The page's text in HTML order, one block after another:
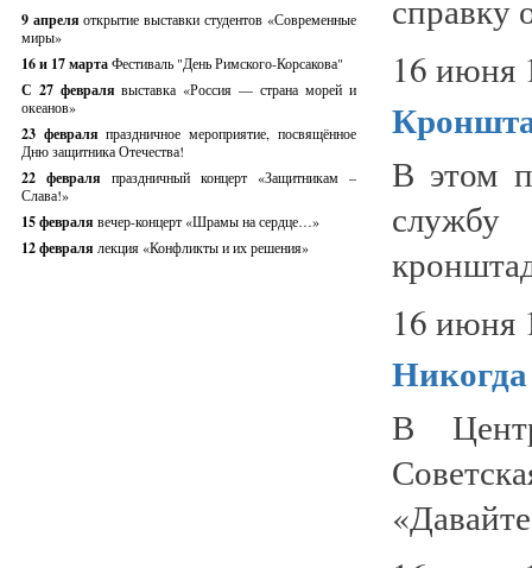
9 апреляоткрытие выставки студентов «Современные
миры»
16 и 17 мартаФестиваль "День Римского-Корсакова"
С 27 февралявыставка «Россия — страна морей и
океанов»
23 февраляпраздничное мероприятие, посвящённое
Дню защитника Отечества!
22 февраля праздничный концерт «Защитникам –
Слава!»
15 февраля вечер-концерт «Шрамы на сердце…»
12 февраля лекция «Конфликты и их решения»
справку
16 июня
В этом
16 июня
В